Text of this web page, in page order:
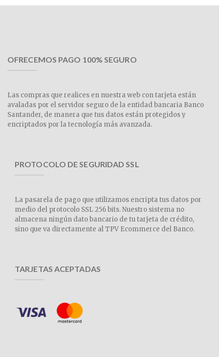
OFRECEMOS PAGO 100% SEGURO
Las compras que realices en nuestra web con tarjeta están
avaladas por el servidor seguro de la entidad bancaria Banco
Santander, de manera que tus datos están protegidos y
encriptados por la tecnología más avanzada.
PROTOCOLO DE SEGURIDAD SSL
La pasarela de pago que utilizamos encripta tus datos por
medio del protocolo SSL 256 bits. Nuestro sistema no
almacena ningún dato bancario de tu tarjeta de crédito,
sino que va directamente al TPV Ecommerce del Banco.
TARJETAS ACEPTADAS